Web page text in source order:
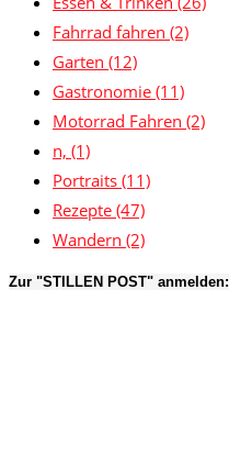
Fahrrad fahren (2)
Garten (12)
Gastronomie (11)
Motorrad Fahren (2)
n, (1)
Portraits (11)
Rezepte (47)
Wandern (2)
Zur "STILLEN POST" anmelden: